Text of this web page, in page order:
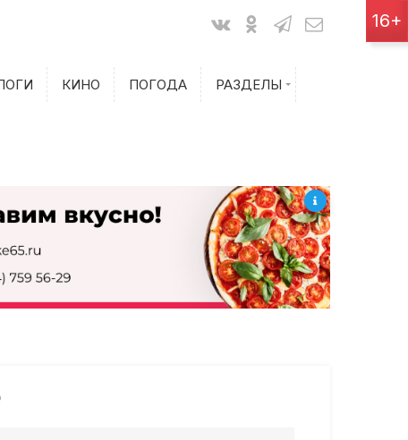
КИНО ПОГОДА РАЗДЕЛЫ
Показания счетчиков
Билеты на поезд
16+